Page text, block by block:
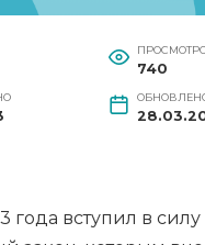
740
года вступил в силу